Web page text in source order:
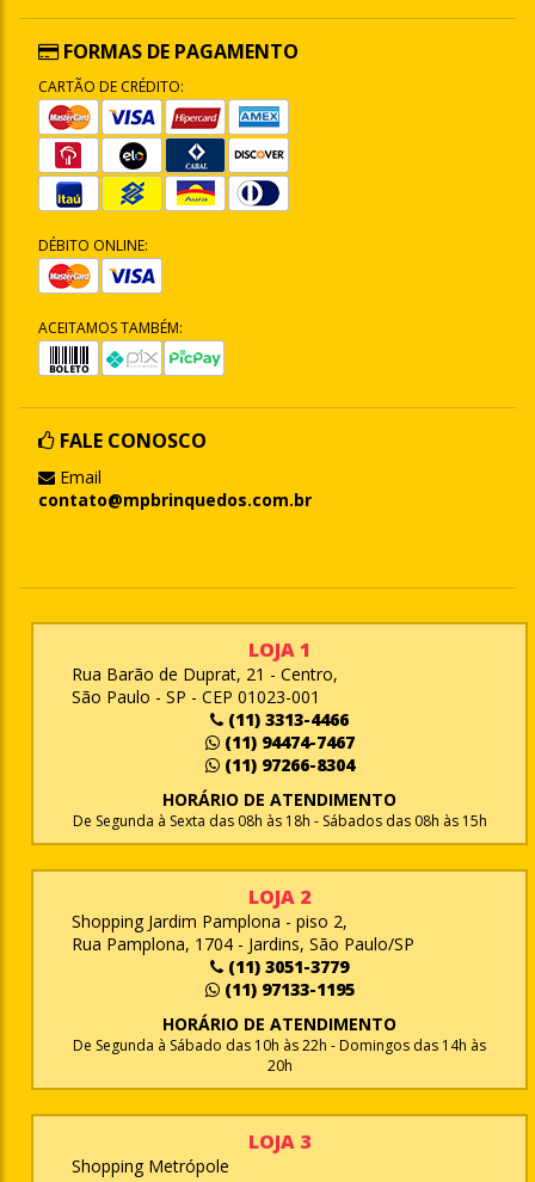
FORMAS DE PAGAMENTO
CARTÃO DE CRÉDITO:
DÉBITO ONLINE:
ACEITAMOS TAMBÉM:
FALE CONOSCO
Email
contato@mpbrinquedos.com.br
LOJA 1
Rua Barão de Duprat, 21 - Centro,
São Paulo - SP - CEP 01023-001
(11) 3313-4466
(11) 94474-7467
(11) 97266-8304
HORÁRIO DE ATENDIMENTO
De Segunda à Sexta das 08h às 18h - Sábados das 08h às 15h
LOJA 2
Shopping Jardim Pamplona - piso 2,
Rua Pamplona, 1704 - Jardins, São Paulo/SP
(11) 3051-3779
(11) 97133-1195
HORÁRIO DE ATENDIMENTO
De Segunda à Sábado das 10h às 22h - Domingos das 14h às
20h
LOJA 3
Shopping Metrópole